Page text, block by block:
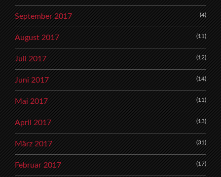
September 2017 (4)
August 2017 (11)
Juli 2017 (12)
Juni 2017 (14)
Mai 2017 (11)
April 2017 (13)
März 2017 (31)
Februar 2017 (17)